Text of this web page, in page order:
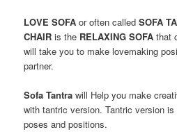
LOVE SOFA or often called SOFA
CHAIR is the RELAXING SOFA that
will take you to make lovemaking
partner.
Sofa Tantra will Help you make
with tantric version. Tantric version is
poses and positions.